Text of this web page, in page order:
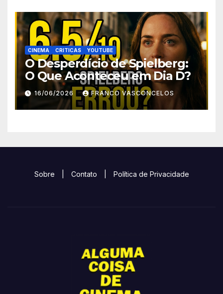
CINEMA CRITICAS YOUTUBE
O Desperdício de Spielberg:
O Que Aconteceu em Dia D?
16/06/2026 FRANCO VASCONCELOS
Sobre Contato Política de Privacidade